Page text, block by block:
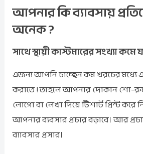
আপনার কি ব্যাবসায়
অনেক ?
সাথে স্থায়ী কাস্টমারের সংখ্যা কমে
এজন্য আপনি চাচ্ছেন কম খরচের মধ্যে
করাতে ! তাহলে আপনার দোকান শো-রুম
লোগো বা লেখা দিয়ে টিশার্ট প্রিন্ট করে
আপনার ব্যবসার প্রচার বড়াবে। আর
ব্যাবসার প্রসার।